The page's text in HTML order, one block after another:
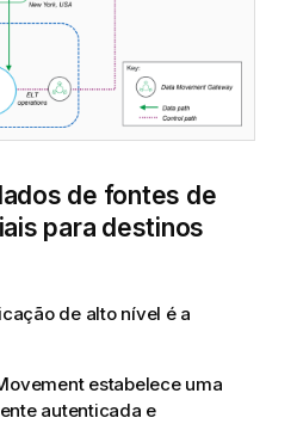
de fontes de
para destinos
de alto nível é a
estabelece uma
autenticada e